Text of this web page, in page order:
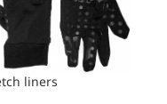
liners